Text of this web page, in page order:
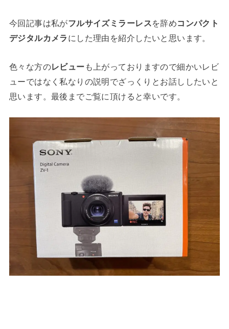
今回記事は私がフルサイズミラーレスを辞めコンパクト
デジタルカメラ にした理由を紹介したいと思います。
色々な方のレビュー も上がっておりますので細かいレビ
ューではなく私なりの説明でざっくりとお話ししたいと
思います。最後までご覧に頂けると幸いです。